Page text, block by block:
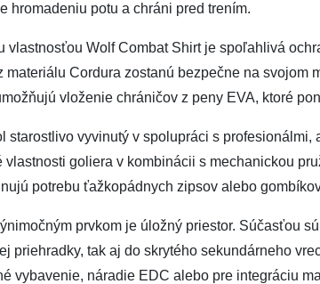
hromadeniu potu a chráni pred trením.
vlastnosťou Wolf Combat Shirt je spoľahlivá
materiálu Cordura zostanú bezpečne na svojom
vloženie chráničov z peny EVA, ktoré
starostlivo vyvinutý v spolupráci s
vlastnosti goliera v kombinácii s mechanickou
potrebu ťažkopádnych zipsov alebo
prvkom je úložný priestor. Súčasťou
priehradky, tak aj do skrytého sekundárneho
vybavenie, náradie EDC alebo pre integráciu